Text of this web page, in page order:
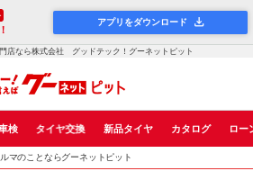
アプリをダウンロード
店なら株式会社 グッドテック！グーネットピット
検 タイヤ交換 新品タイヤ カタログ ロー
マのことならグーネットピット